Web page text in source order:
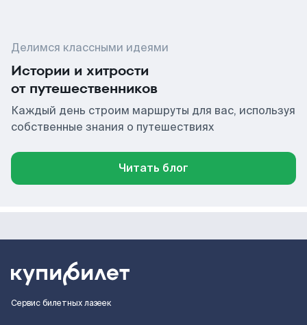
Делимся классными идеями
Истории и хитрости
от путешественников
Каждый день строим маршруты для вас, используя
собственные знания о путешествиях
Читать блог
Сервис билетных лазеек